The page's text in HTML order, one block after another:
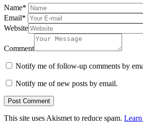
Name*
Email*
Website
Comment
Notify me of follow-up comments by
Notify me of new posts by email.
This site uses Akismet to reduce spam.